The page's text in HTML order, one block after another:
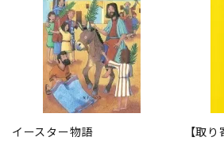
イースター物語
【取